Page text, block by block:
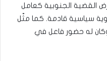
القضية الجنوبية كعامل
سياسية قادمة. كما مثّل
له حضور فاعل في